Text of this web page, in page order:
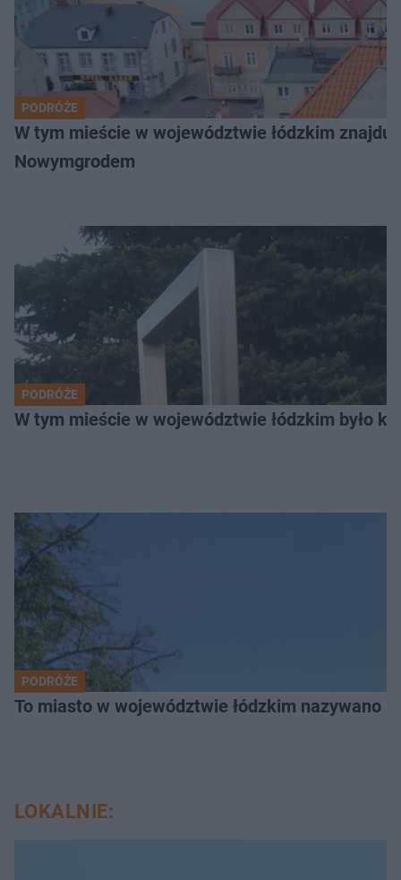
PODRÓŻE
W tym mieście w województwie łódzkim
Nowymgrodem
PODRÓŻE
W tym mieście w województwie łódzkim było
PODRÓŻE
To miasto w województwie łódzkim nazywano
LOKALNIE: